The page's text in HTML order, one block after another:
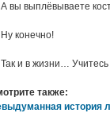
вы выплёвываете
конечно!
и в жизни…
также:
история